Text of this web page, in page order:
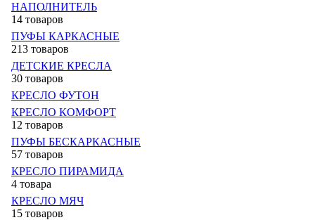
НАПОЛНИТЕЛЬ
14 товаров
ПУФЫ КАРКАСНЫЕ
213 товаров
ДЕТСКИЕ КРЕСЛА
30 товаров
КРЕСЛО ФУТОН
КРЕСЛО КОМФОРТ
12 товаров
ПУФЫ БЕСКАРКАСНЫЕ
57 товаров
КРЕСЛО ПИРАМИДА
4 товара
КРЕСЛО МЯЧ
15 товаров